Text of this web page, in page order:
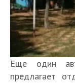
Еще один
предлагает